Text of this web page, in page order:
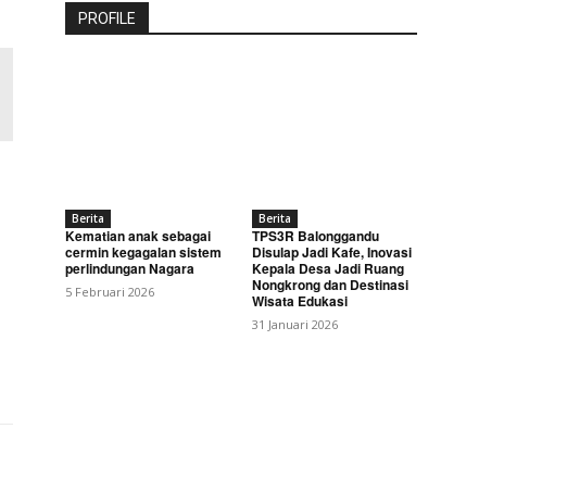
PROFILE
Berita
Kematian anak sebagai
cermin kegagalan sistem
perlindungan Nagara
5 Februari 2026
Berita
TPS3R Balonggandu
Disulap Jadi Kafe, Inovasi
Kepala Desa Jadi Ruang
Nongkrong dan Destinasi
Wisata Edukasi
31 Januari 2026